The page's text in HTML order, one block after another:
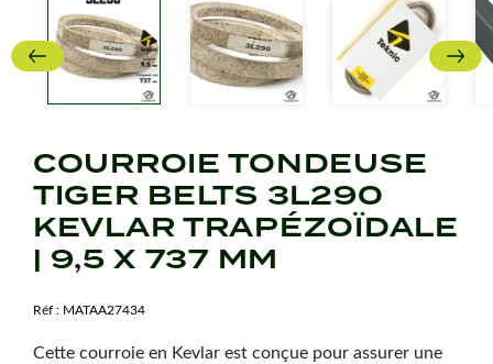
COURROIE TONDEUSE
TIGER BELTS 3L290
KEVLAR TRAPÉZOÏDALE
| 9,5 X 737 MM
Réf : MATAA27434
Cette courroie en Kevlar est conçue pour assurer une